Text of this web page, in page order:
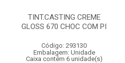
TINT.CASTING CREME
GLOSS 670 CHOC COM PI
Código: 293130
Embalagem: Unidade
Caixa contém 6 unidade(s)